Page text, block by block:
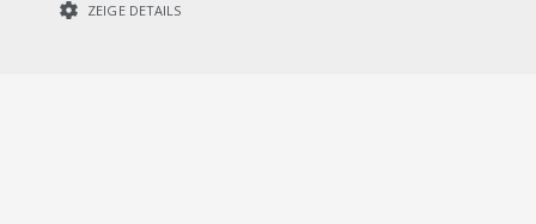
ZEIGE DETAILS